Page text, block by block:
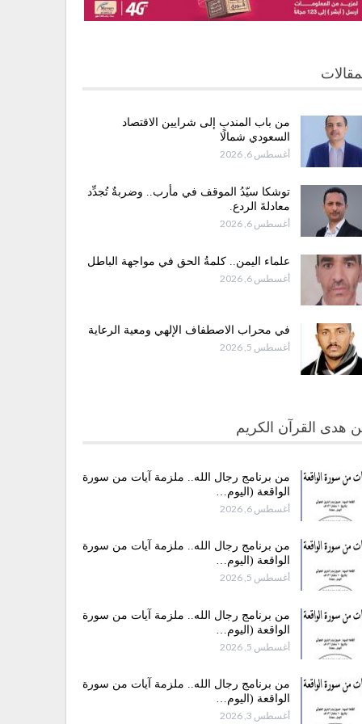
من باب المندب إلى شرايين الاقتصاد
السعودي شمالًا
أغسطس 6, 2026
توشكا سيّدُ الموقف في مأرب.. وضربةٌ تُجدِّد
معادلةَ الردع.
أغسطس 6, 2026
علماء اليمن.. كلمةُ الحق في مواجهة الباطل
أغسطس 6, 2026
في محراب الاصطفاف الإلهي ومعية الرعاية
أغسطس 5, 2026
هدى القرآن الكريم
من برنامج رجال الله.. ملزمة آيات من سورة
الواقعة (اليوم…
أغسطس 6, 2026
من برنامج رجال الله.. ملزمة آيات من سورة
الواقعة (اليوم…
أغسطس 5, 2026
من برنامج رجال الله.. ملزمة آيات من سورة
الواقعة (اليوم…
أغسطس 5, 2026
من برنامج رجال الله.. ملزمة آيات من سورة
الواقعة (اليوم…
أغسطس 3, 2026